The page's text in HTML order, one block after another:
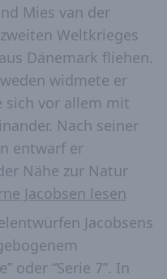
Mies van der
Weltkrieges
Dänemark fliehen.
widmete er
sich vor allem mit
Nach seiner
entwarf er
Nähe zur Natur
Jacobsen lesen
Jacobsens
oder “Serie 7”. In